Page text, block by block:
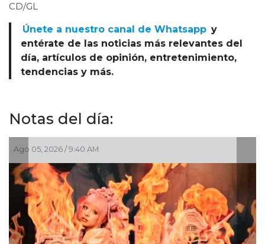
CD/GL
Únete a nuestro canal de Whatsapp y
entérate de las noticias más relevantes del
día, artículos de opinión, entretenimiento,
tendencias y más.
Notas del día:
Ago 05, 2026 / 9:40 AM